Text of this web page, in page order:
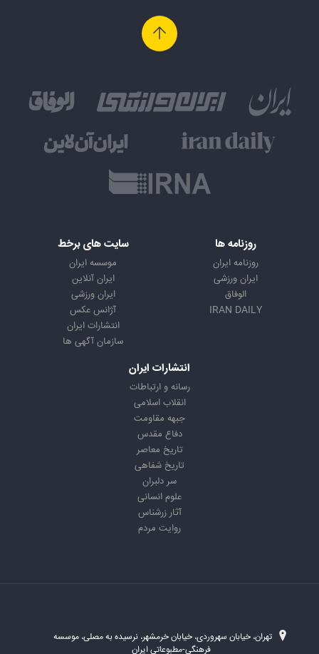
روزنامه ها
روزنامه ایران
ایران ورزشی
الوفاق
IRAN DAILY
سایت های برخط
موسسه ایران
ایران آنلاین
ایران ورزشی
آژانس عکس
انتشارات ایران
سازمان آگهی ها
انتشارات ایران
رسانه و ارتباطات
انقلاب اسلامی
جبهه مقاومت
دفاع مقدس
تاریخ معاصر
تاریخ شفاهی
سر دلبران
علوم انسانی
آثار زرشناس
روایت مردم
تهران، خیابان سهروردی، خیابان خرمشهر، نرسیده به مصلی، موسسه
فرهنگی-مطبوعاتی ایران